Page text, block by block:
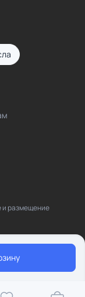
и размещение